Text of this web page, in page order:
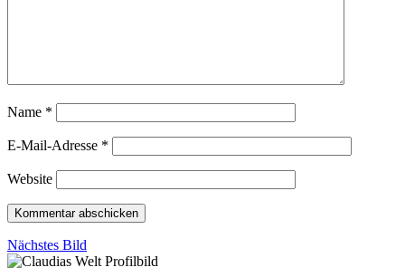
Name *
E-Mail-Adresse *
Website
Nächstes Bild